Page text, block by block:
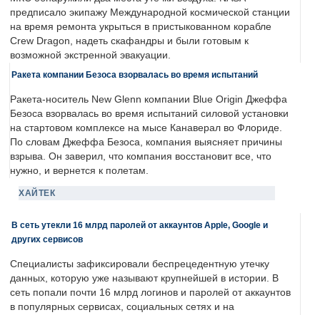
предписало экипажу Международной космической станции
на время ремонта укрыться в пристыкованном корабле
Crew Dragon, надеть скафандры и были готовым к
возможной экстренной эвакуации.
Ракета компании Безоса взорвалась во время испытаний
Ракета-носитель New Glenn компании Blue Origin Джеффа
Безоса взорвалась во время испытаний силовой установки
на стартовом комплексе на мысе Канаверал во Флориде.
По словам Джеффа Безоса, компания выясняет причины
взрыва. Он заверил, что компания восстановит все, что
нужно, и вернется к полетам.
ХАЙТЕК
В сеть утекли 16 млрд паролей от аккаунтов Apple, Google и
других сервисов
Специалисты зафиксировали беспрецедентную утечку
данных, которую уже называют крупнейшей в истории. В
сеть попали почти 16 млрд логинов и паролей от аккаунтов
в популярных сервисах, социальных сетях и на